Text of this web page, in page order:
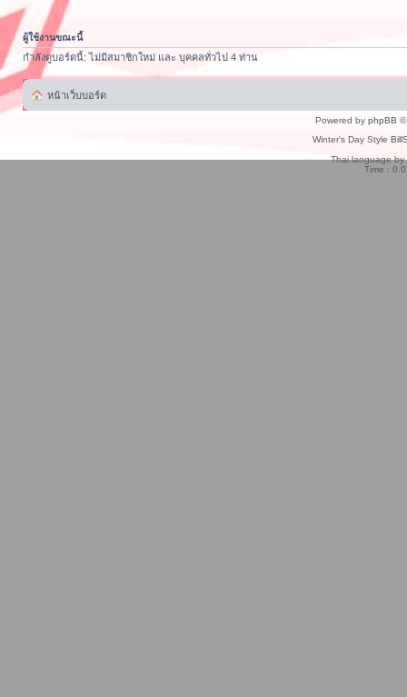
ผู้ใช้งานขณะนี้
กำลังดูบอร์ดนี้: ไม่มีสมาชิกใหม่ และ บุคคลทั่วไป 4 ท่าน
หน้าเว็บบอร์ด
Powered by phpBB ©
Winter's Day Style
Thai language by
Time :